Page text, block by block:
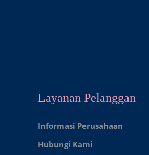
Layanan Pelanggan
Informasi Perusahaan
Hubungi Kami